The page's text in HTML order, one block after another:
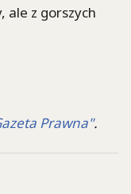
ale z gorszych
Prawna".